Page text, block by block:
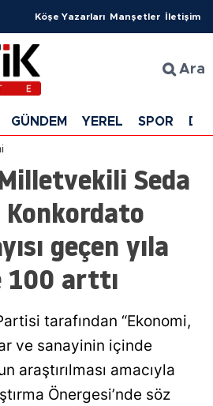
Köşe Yazarları Manşetler İletişim
Ara
GÜNDEM YEREL SPOR
Seda
Konkordato
geçen yıla
100 arttı
tarafından “Ekonomi,
ve sanayinin içinde
araştırılması amacıyla
Önergesi’nde söz